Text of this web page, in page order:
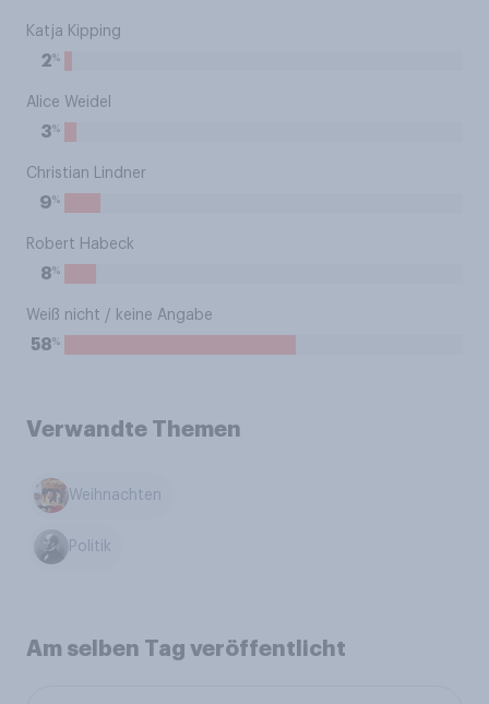
Katja Kipping
2%
Alice Weidel
3%
Christian Lindner
9%
Robert Habeck
8%
Weiß nicht / keine Angabe
58%
Verwandte Themen
Weihnachten
Politik
Am selben Tag veröffentlicht